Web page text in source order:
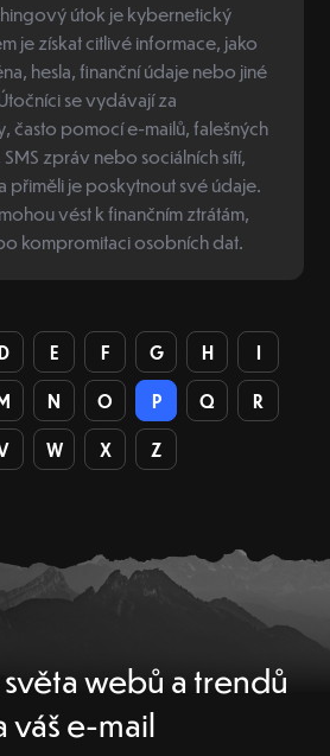
útok je kybernetický
je získat citlivé informace, jako
hesla, finanční údaje nebo jiné
se vydávají za
často pomocí e-mailů, falešných
zpráv nebo sociálních sítí,
přiměli je poskytnout své údaje.
vést k finančním ztrátám,
kompromitaci osobních dat.
D E F G H I
N O P Q R
W X Z
webů a trendů
váš e-mail